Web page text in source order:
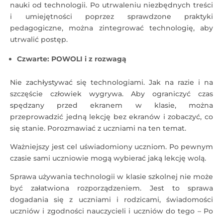
nauki od technologii. Po utrwaleniu niezbędnych treści
i umiejętności poprzez sprawdzone praktyki
pedagogiczne, można zintegrować technologię, aby
utrwalić postęp.
Czwarte: POWOLI i z rozwagą
Nie zachłystywać się technologiami. Jak na razie i na
szczęście człowiek wygrywa. Aby ograniczyć czas
spędzany przed ekranem w klasie, można
przeprowadzić jedną lekcję bez ekranów i zobaczyć, co
się stanie. Porozmawiać z uczniami na ten temat.
Ważniejszy jest cel uświadomiony uczniom. Po pewnym
czasie sami uczniowie mogą wybierać jaką lekcję wolą.
Sprawa używania technologii w klasie szkolnej nie może
być załatwiona rozporządzeniem. Jest to sprawa
dogadania się z uczniami i rodzicami, świadomości
uczniów i zgodności nauczycieli i uczniów do tego – Po